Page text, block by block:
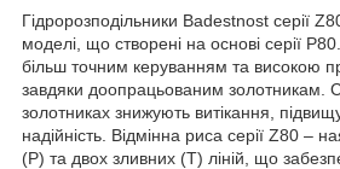
Гідророзподільники Badestnost серії
моделі, що створені на основі серії
більш точним керуванням та високою
завдяки доопрацьованим золотникам.
золотниках знижують витікання,
надійність. Відмінна риса серії Z80 –
(P) та двох зливних (T) ліній, що